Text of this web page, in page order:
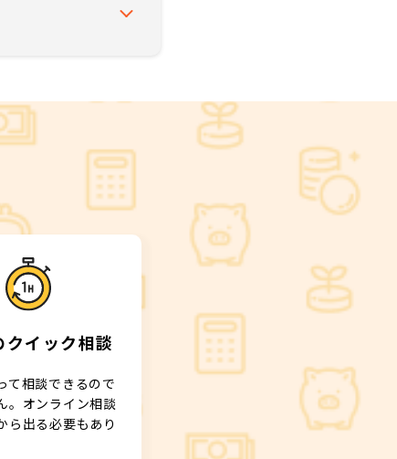
クイック相談
て相談できるので
。オンライン相談
ら出る必要もあり